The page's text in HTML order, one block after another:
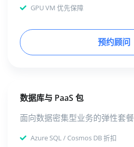
GPU VM 优先保障
预约顾问
数据库与 PaaS 包
面向数据密集型业务的弹性套餐
Azure SQL / Cosmos DB 折扣